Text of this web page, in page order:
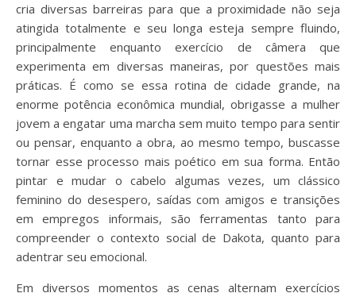
cria diversas barreiras para que a proximidade não seja
atingida totalmente e seu longa esteja sempre fluindo,
principalmente enquanto exercício de câmera que
experimenta em diversas maneiras, por questões mais
práticas. É como se essa rotina de cidade grande, na
enorme potência econômica mundial, obrigasse a mulher
jovem a engatar uma marcha sem muito tempo para sentir
ou pensar, enquanto a obra, ao mesmo tempo, buscasse
tornar esse processo mais poético em sua forma. Então
pintar e mudar o cabelo algumas vezes, um clássico
feminino do desespero, saídas com amigos e transições
em empregos informais, são ferramentas tanto para
compreender o contexto social de Dakota, quanto para
adentrar seu emocional.
Em diversos momentos as cenas alternam exercícios